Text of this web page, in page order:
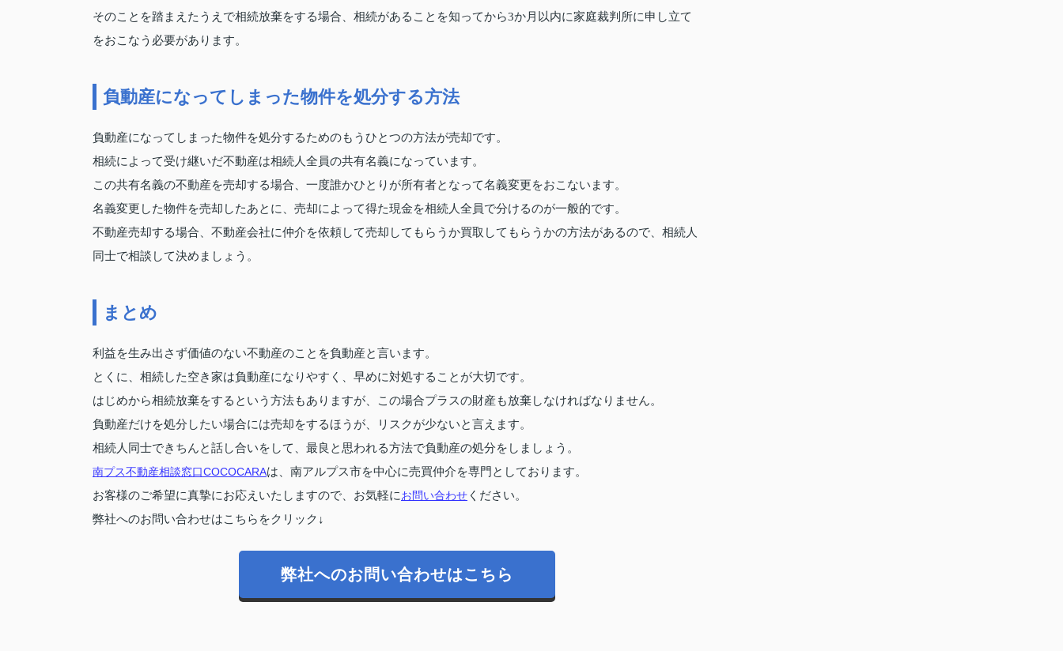
そのことを踏まえたうえで相続放棄をする場合、相続があることを知ってから3か月以内に家庭裁判所に申し立て
をおこなう必要があります。
負動産になってしまった物件を処分する方法
負動産になってしまった物件を処分するためのもうひとつの方法が売却です。
相続によって受け継いだ不動産は相続人全員の共有名義になっています。
この共有名義の不動産を売却する場合、一度誰かひとりが所有者となって名義変更をおこないます。
名義変更した物件を売却したあとに、売却によって得た現金を相続人全員で分けるのが一般的です。
不動産売却する場合、不動産会社に仲介を依頼して売却してもらうか買取してもらうかの方法があるので、相続人
同士で相談して決めましょう。
まとめ
利益を生み出さず価値のない不動産のことを負動産と言います。
とくに、相続した空き家は負動産になりやすく、早めに対処することが大切です。
はじめから相続放棄をするという方法もありますが、この場合プラスの財産も放棄しなければなりません。
負動産だけを処分したい場合には売却をするほうが、リスクが少ないと言えます。
相続人同士できちんと話し合いをして、最良と思われる方法で負動産の処分をしましょう。
南プス不動産相談窓口COCOCARAは、南アルプス市を中心に売買仲介を専門としております。
お客様のご希望に真摯にお応えいたしますので、お気軽にお問い合わせ ください。
弊社へのお問い合わせはこちらをクリック↓
弊社へのお問い合わせはこちら